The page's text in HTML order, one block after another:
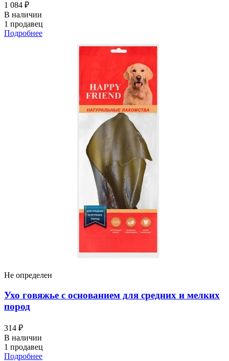
1 084 ₽
В наличии
1 продавец
Подробнее
Не определен
Ухо говяжье с основанием для средних и мелких
пород
314 ₽
В наличии
1 продавец
Подробнее